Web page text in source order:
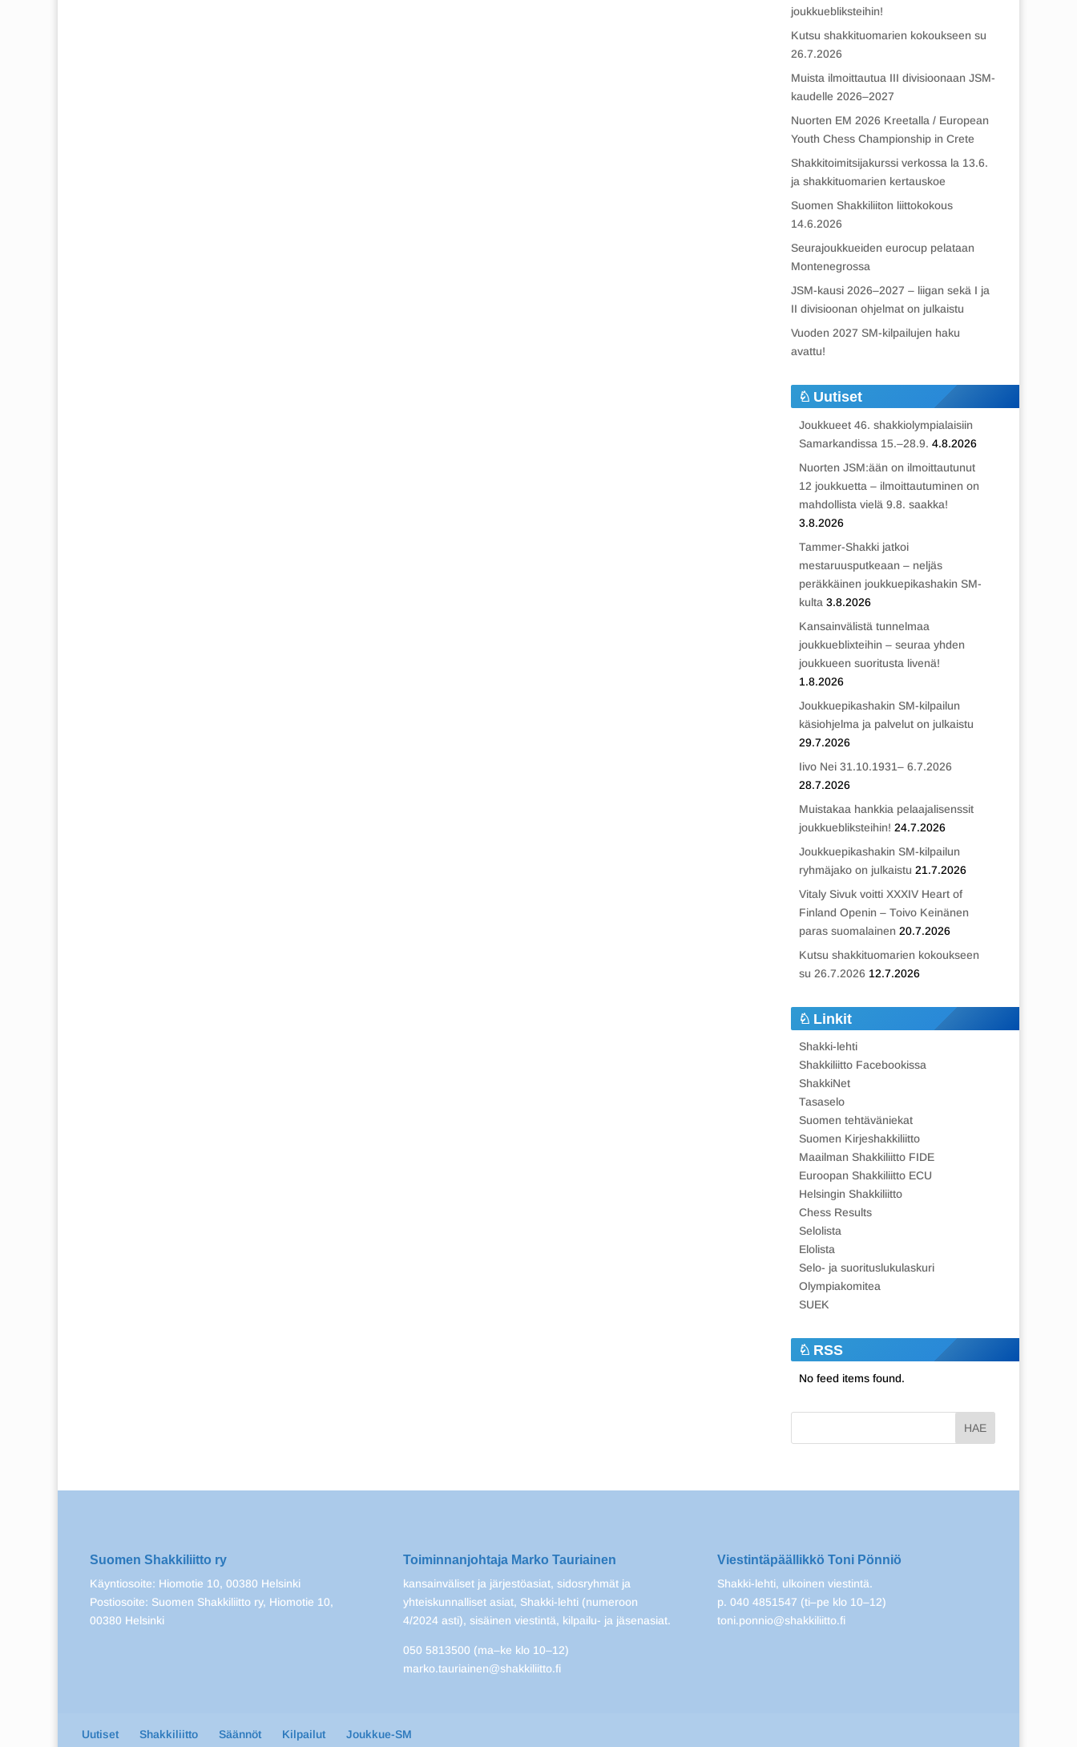
joukkuebliksteihin!
Kutsu shakkituomarien kokoukseen su
26.7.2026
Muista ilmoittautua III divisioonaan JSM-
kaudelle 2026–2027
Nuorten EM 2026 Kreetalla / European
Youth Chess Championship in Crete
Shakkitoimitsijakurssi verkossa la 13.6.
ja shakkituomarien kertauskoe
Suomen Shakkiliiton liittokokous
14.6.2026
Seurajoukkueiden eurocup pelataan
Montenegrossa
JSM-kausi 2026–2027 – liigan sekä I ja
II divisioonan ohjelmat on julkaistu
Vuoden 2027 SM-kilpailujen haku
avattu!
Uutiset
Joukkueet 46. shakkiolympialaisiin
Samarkandissa 15.–28.9. 4.8.2026
Nuorten JSM:ään on ilmoittautunut
12 joukkuetta – ilmoittautuminen on
mahdollista vielä 9.8. saakka!
3.8.2026
Tammer-Shakki jatkoi
mestaruusputkeaan – neljäs
peräkkäinen joukkuepikashakin SM-
kulta 3.8.2026
Kansainvälistä tunnelmaa
joukkueblixteihin – seuraa yhden
joukkueen suoritusta livenä!
1.8.2026
Joukkuepikashakin SM-kilpailun
käsiohjelma ja palvelut on julkaistu
29.7.2026
Iivo Nei 31.10.1931– 6.7.2026
28.7.2026
Muistakaa hankkia pelaajalisenssit
joukkuebliksteihin! 24.7.2026
Joukkuepikashakin SM-kilpailun
ryhmäjako on julkaistu 21.7.2026
Vitaly Sivuk voitti XXXIV Heart of
Finland Openin – Toivo Keinänen
paras suomalainen 20.7.2026
Kutsu shakkituomarien kokoukseen
su 26.7.2026 12.7.2026
Linkit
Shakki-lehti
Shakkiliitto Facebookissa
ShakkiNet
Tasaselo
Suomen tehtäväniekat
Suomen Kirjeshakkiliitto
Maailman Shakkiliitto FIDE
Euroopan Shakkiliitto ECU
Helsingin Shakkiliitto
Chess Results
Selolista
Elolista
Selo- ja suorituslukulaskuri
Olympiakomitea
SUEK
RSS
No feed items found.
Suomen Shakkiliitto ry
Käyntiosoite: Hiomotie 10, 00380 Helsinki
Postiosoite: Suomen Shakkiliitto ry, Hiomotie 10,
00380 Helsinki
Toiminnanjohtaja Marko Tauriainen
kansainväliset ja järjestöasiat, sidosryhmät ja
yhteiskunnalliset asiat, Shakki-lehti (numeroon
4/2024 asti), sisäinen viestintä, kilpailu- ja jäsenasiat.
050 5813500 (ma–ke klo 10–12)
marko.tauriainen@shakkiliitto.fi
Viestintäpäällikkö Toni Pönniö
Shakki-lehti, ulkoinen viestintä.
p. 040 4851547 (ti–pe klo 10–12)
toni.ponnio@shakkiliitto.fi
Uutiset Shakkiliitto Säännöt Kilpailut Joukkue-SM